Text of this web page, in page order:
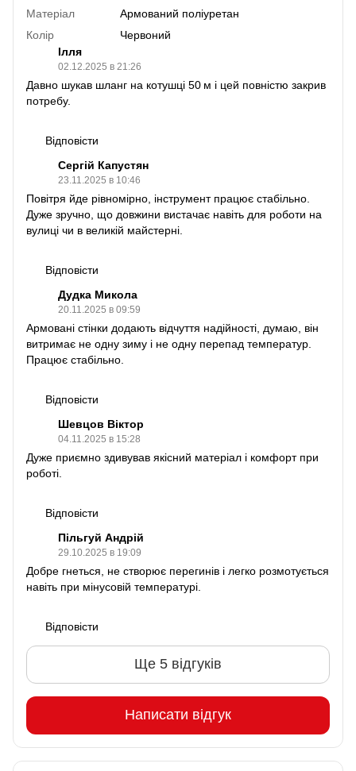
Матеріал
Армований поліуретан
Колір
Червоний
Ілля
02.12.2025 в 21:26
Давно шукав шланг на котушці 50 м і цей повністю закрив
потребу.
Відповісти
Сергій Капустян
23.11.2025 в 10:46
Повітря йде рівномірно, інструмент працює стабільно.
Дуже зручно, що довжини вистачає навіть для роботи на
вулиці чи в великій майстерні.
Відповісти
Дудка Микола
20.11.2025 в 09:59
Армовані стінки додають відчуття надійності, думаю, він
витримає не одну зиму і не одну перепад температур.
Працює стабільно.
Відповісти
Шевцов Віктор
04.11.2025 в 15:28
Дуже приємно здивував якісний матеріал і комфорт при
роботі.
Відповісти
Пільгуй Андрій
29.10.2025 в 19:09
Добре гнеться, не створює перегинів і легко розмотується
навіть при мінусовій температурі.
Відповісти
Ще 5 відгуків
Написати відгук